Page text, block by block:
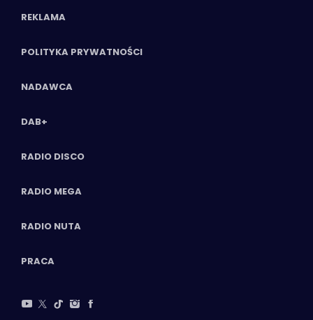
REKLAMA
POLITYKA PRYWATNOŚCI
NADAWCA
DAB+
RADIO DISCO
RADIO MEGA
RADIO NUTA
PRACA